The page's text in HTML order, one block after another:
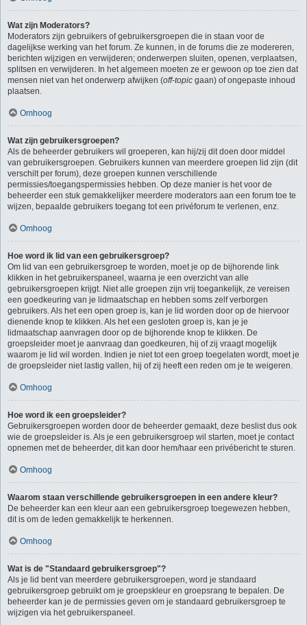
Wat zijn Moderators?
Moderators zijn gebruikers of gebruikersgroepen die in staan voor de
dagelijkse werking van het forum. Ze kunnen, in de forums die ze modereren,
berichten wijzigen en verwijderen; onderwerpen sluiten, openen, verplaatsen,
splitsen en verwijderen. In het algemeen moeten ze er gewoon op toe zien dat
mensen niet van het onderwerp afwijken (off-topic gaan) of ongepaste inhoud
plaatsen.
Omhoog
Wat zijn gebruikersgroepen?
Als de beheerder gebruikers wil groeperen, kan hij/zij dit doen door middel
van gebruikersgroepen. Gebruikers kunnen van meerdere groepen lid zijn (dit
verschilt per forum), deze groepen kunnen verschillende
permissies/toegangspermissies hebben. Op deze manier is het voor de
beheerder een stuk gemakkelijker meerdere moderators aan een forum toe te
wijzen, bepaalde gebruikers toegang tot een privéforum te verlenen, enz.
Omhoog
Hoe word ik lid van een gebruikersgroep?
Om lid van een gebruikersgroep te worden, moet je op de bijhorende link
klikken in het gebruikerspaneel, waarna je een overzicht van alle
gebruikersgroepen krijgt. Niet alle groepen zijn vrij toegankelijk, ze vereisen
een goedkeuring van je lidmaatschap en hebben soms zelf verborgen
gebruikers. Als het een open groep is, kan je lid worden door op de hiervoor
dienende knop te klikken. Als het een gesloten groep is, kan je je
lidmaatschap aanvragen door op de bijhorende knop te klikken. De
groepsleider moet je aanvraag dan goedkeuren, hij of zij vraagt mogelijk
waarom je lid wil worden. Indien je niet tot een groep toegelaten wordt, moet je
de groepsleider niet lastig vallen, hij of zij heeft een reden om je te weigeren.
Omhoog
Hoe word ik een groepsleider?
Gebruikersgroepen worden door de beheerder gemaakt, deze beslist dus ook
wie de groepsleider is. Als je een gebruikersgroep wil starten, moet je contact
opnemen met de beheerder, dit kan door hem/haar een privébericht te sturen.
Omhoog
Waarom staan verschillende gebruikersgroepen in een andere kleur?
De beheerder kan een kleur aan een gebruikersgroep toegewezen hebben,
dit is om de leden gemakkelijk te herkennen.
Omhoog
Wat is de "Standaard gebruikersgroep"?
Als je lid bent van meerdere gebruikersgroepen, word je standaard
gebruikersgroep gebruikt om je groepskleur en groepsrang te bepalen. De
beheerder kan je de permissies geven om je standaard gebruikersgroep te
wijzigen via het gebruikerspaneel.